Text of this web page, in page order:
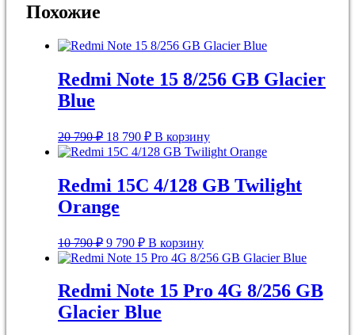
Похожие
Redmi Note 15 8/256 GB Glacier
Blue
20 790₽ Первоначальная
цена
составляла
20
790 ₽.
18 790 ₽Текущая
цена:
18
790 ₽.
В корзину
Redmi 15C 4/128 GB Twilight
Orange
10 790₽ Первоначальная
цена
составляла
10
790 ₽.
9 790 ₽Текущая
цена:
9
790 ₽.
В корзину
Redmi Note 15 Pro 4G 8/256 GB
Glacier Blue